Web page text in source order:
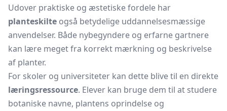
Udover praktiske og æstetiske fordele har
planteskilte også betydelige uddannelsesmæssige
anvendelser. Både nybegyndere og erfarne gartnere
kan lære meget fra korrekt mærkning og beskrivelse
af planter.
For skoler og universiteter kan dette blive til en direkte
læringsressource. Elever kan bruge dem til at studere
botaniske navne, plantens oprindelse og